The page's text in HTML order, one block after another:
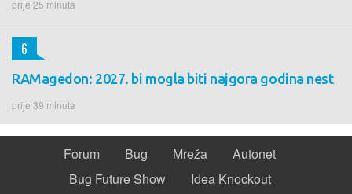
prije 25 minuta
RAMagedon: 2027. bi mogla biti najgora godina nest
prije 39 minuta
6
Forum Bug Mreža
Autonet
Bug Future Show
Idea Knockout